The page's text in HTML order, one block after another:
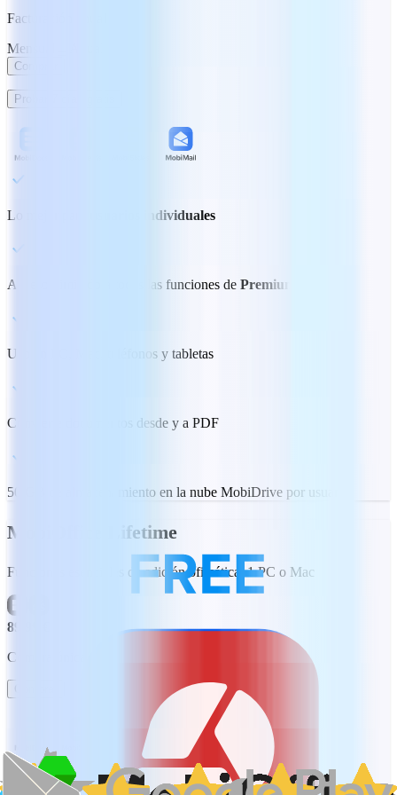
Facturación anual
Mensual
Comprar
Probar 7 días gratis
Lo mejor para usuarios individuales
Acceso ilimitado a todas las funciones de Premium
Uso en PC, Mac, teléfonos y tabletas
Convierte documentos desde y a PDF
50 GB de almacenamiento en la nube MobiDrive por usuario
MobiOffice Lifetime
Funciones esenciales de edición ofimática, 1 PC o Mac
89,99 €
Compra única